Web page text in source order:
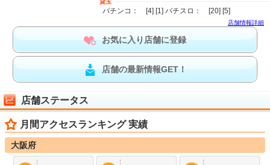
貸玉
パチンコ： [4] [1] パチスロ： [20] [5]
店舗情報詳細
お気に入り店舗に登録
店舗の最新情報GET！
店舗ステータス
月間アクセスランキング 実績
大阪府